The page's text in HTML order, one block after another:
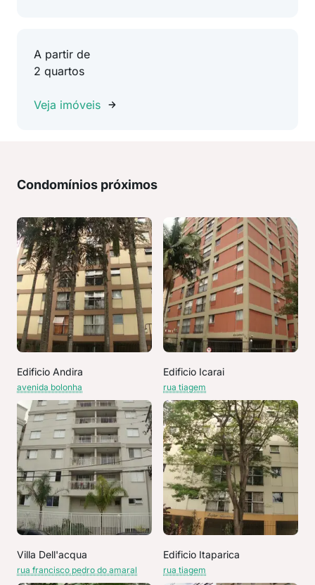
A partir de
2 quartos
Veja imóveis
Condomínios próximos
Edificio Andira
avenida bolonha
Edificio Icarai
rua tiagem
Villa Dell'acqua
rua francisco pedro do amaral
Edificio Itaparica
rua tiagem